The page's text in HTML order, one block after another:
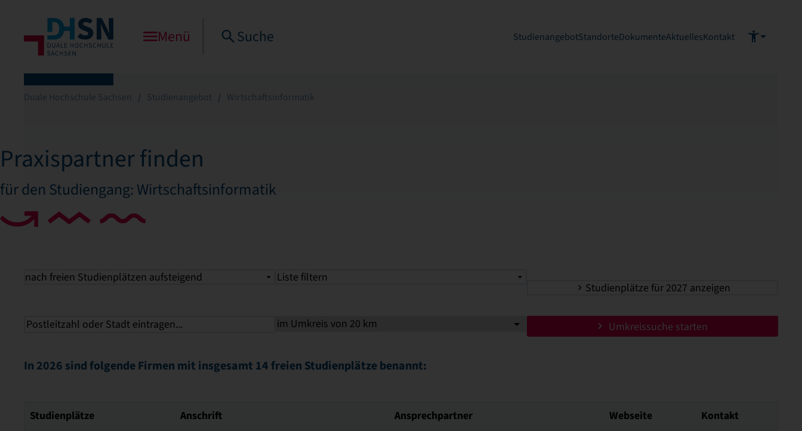
Menü Suche StudienangebotStandorteDokumenteAktuellesKontakt
Duale Hochschule Sachsen Studienangebot Wirtschaftsinformatik
Praxispartner finden
für den Studiengang: Wirtschaftsinformatik
nach freien Studienplätzen aufsteigend
Liste filtern
Studienplätze für 2027 anzeigen
Umkreissuche starten
In 2026 sind folgende Firmen mit insgesamt 14 freien Studienplätze benannt:
Studienplätze Anschrift Ansprechpartner Webseite
Kontakt